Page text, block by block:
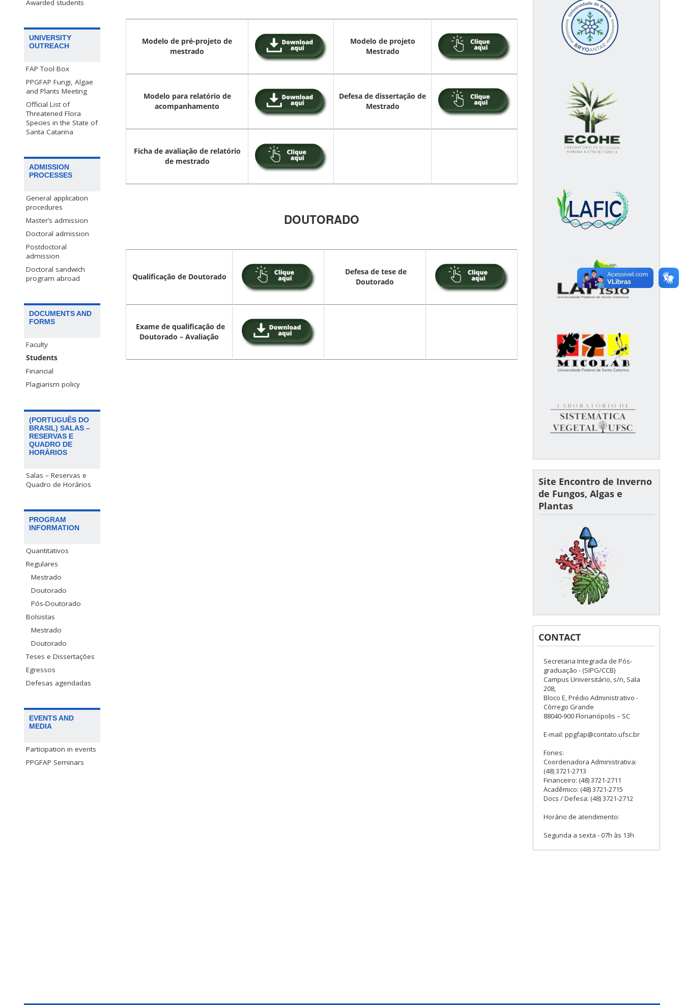
Awarded students
UNIVERSITY
OUTREACH
FAP Tool Box
PPGFAP Fungi, Algae
and Plants Meeting
Official List of
Threatened Flora
Species in the State of
Santa Catarina
ADMISSION
PROCESSES
General application
procedures
Master’s admission
Doctoral admission
Postdoctoral
admission
Doctoral sandwich
program abroad
DOCUMENTS AND
FORMS
Faculty
Students
Financial
Plagiarism policy
(PORTUGUÊS DO
BRASIL) SALAS –
RESERVAS E
QUADRO DE
HORÁRIOS
Salas – Reservas e
Quadro de Horários
PROGRAM
INFORMATION
Quantitativos
Regulares
Mestrado
Doutorado
Pós-Doutorado
Bolsistas
Mestrado
Doutorado
Teses e Dissertações
Egressos
Defesas agendadas
EVENTS AND
MEDIA
Participation in events
PPGFAP Seminars
Modelo de pré-projeto de
mestrado
Modelo de projeto
Mestrado
Modelo para relatório de
acompanhamento
Defesa de dissertação de
Mestrado
Ficha de avaliação de relatório
de mestrado
DOUTORADO
Qualificação de Doutorado
Defesa de tese de
Doutorado
Exame de qualificação de
Doutorado – Avaliação
Site Encontro de Inverno
de Fungos, Algas e
Plantas
CONTACT
Secretaria Integrada de Pós-
graduação - (SIPG/CCB)
Campus Universitário, s/n, Sala
208,
Bloco E, Prédio Administrativo -
Córrego Grande
88040-900 Florianópolis – SC
E-mail: ppgfap@contato.ufsc.br
Fones:
Coordenadora Administrativa:
(48) 3721-2713
Financeiro: (48) 3721-2711
Acadêmico: (48) 3721-2715
Docs / Defesa: (48) 3721-2712
Horário de atendimento:
Segunda a sexta - 07h às 13h